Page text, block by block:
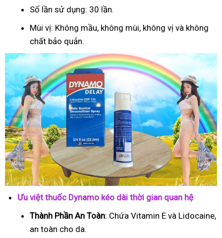
Số lần sử dụng: 30 lần.
Mùi vị: Không mầu, không mùi, không vị và không
chất bảo quản.
Ưu việt thuốc Dynamo kéo dài thời gian quan hệ
Thành Phần An Toàn: Chứa Vitamin E và Lidocaine,
an toàn cho da.